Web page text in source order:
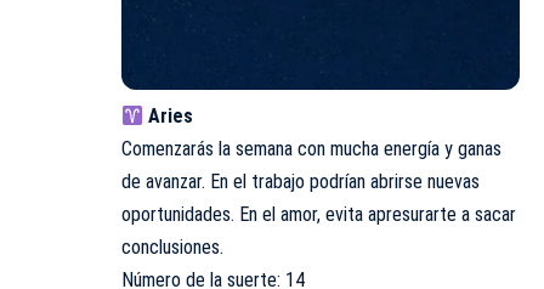
Aries
Comenzarás la semana con mucha energía y ganas
de avanzar. En el trabajo podrían abrirse nuevas
oportunidades. En el amor, evita apresurarte a sacar
conclusiones.
Número de la suerte: 14